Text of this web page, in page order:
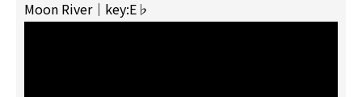
Moon River｜key:E♭